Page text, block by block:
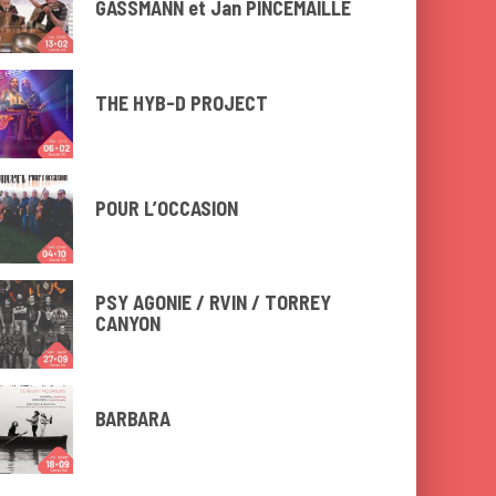
GASSMANN et Jan PINCEMAILLE
THE HYB-D PROJECT
POUR L’OCCASION
PSY AGONIE / RVIN / TORREY
CANYON
BARBARA